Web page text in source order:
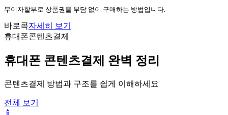
무이자할부로 상품권을 부담 없이 구매하는 방법입니다.
바로콕자세히 보기
휴대폰콘텐츠결제
휴대폰 콘텐츠결제 완벽 정리
콘텐츠결제 방법과 구조를 쉽게 이해하세요
전체 보기
📱